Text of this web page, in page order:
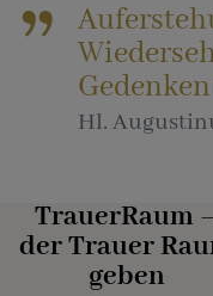
Hl.
TrauerRaum
der Trauer
geben